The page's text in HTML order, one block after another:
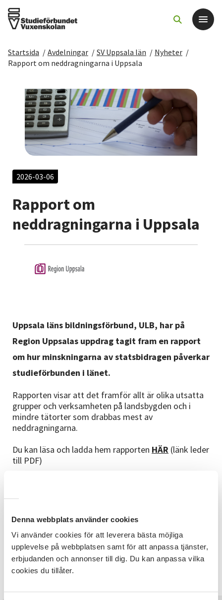
Denna webbplats använder cookies
Vi använder cookies för att leverera bästa möjliga
upplevelse på webbplatsen samt för att anpassa tjänster,
erbjudanden och annonser till dig. Du kan anpassa vilka
cookies du tillåter.
Det här gör vi
För dig som
Sök kurser och evenemang
Om SV
Starta studiecirkel
Cirkelledare
Nyheter
Startsida / Avdelningar / SV Uppsala län / Nyheter /
Rapport om neddragningarna i Uppsala
2026-03-06
Rapport om
neddragningarna i Uppsala
Uppsala läns bildningsförbund, ULB, har på
Region Uppsalas uppdrag tagit fram en rapport
om hur minskningarna av statsbidragen påverkar
studieförbunden i länet.
Rapporten visar att det framför allt är olika utsatta
grupper och verksamheten på landsbygden och i
mindre tätorter som drabbas mest av
neddragningarna.
Du kan läsa och ladda hem rapporten HÄR (länk leder
till PDF)
Avdelningschef
Fredrik Sjöberg